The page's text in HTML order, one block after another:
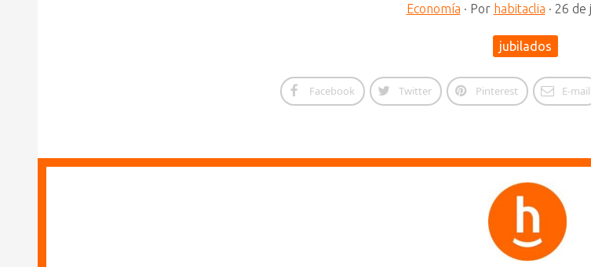
Economía · Por habitaclia · 26 de
jubilados
Facebook Twitter Pinterest E-mail